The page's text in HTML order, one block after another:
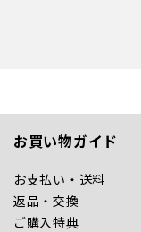
お買い物ガイド
お支払い・送料
返品・交換
ご購入特典